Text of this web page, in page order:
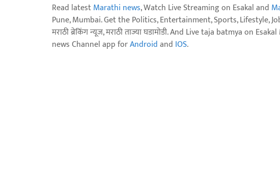
Read latestMarathi news, Watch Live Streaming on Esakal and
Pune, Mumbai. Get the Politics, Entertainment, Sports, Lifestyle,
मराठी ब्रेकिंग न्यूज, मराठी ताज्या घडामोडी. And Live taja batmya on
news Channel app forAndroidand IOS.